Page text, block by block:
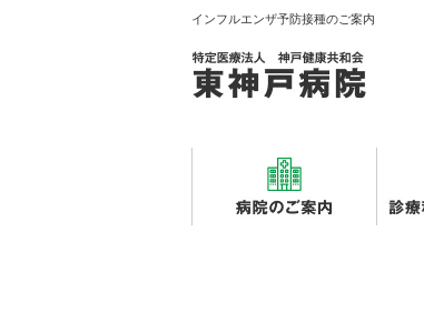
インフルエンザ予防接種のご案内